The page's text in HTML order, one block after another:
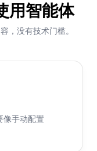
用智能体
，没有技术门槛。
像手动配置